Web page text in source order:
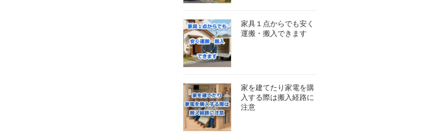
家具１点からでも安く
運搬・搬入できます
家を建てたり家電を購
入する際は搬入経路に
注意